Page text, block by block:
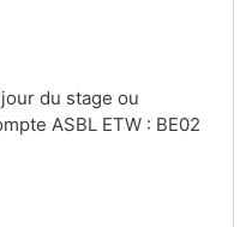
du stage ou
ASBL ETW : BE02